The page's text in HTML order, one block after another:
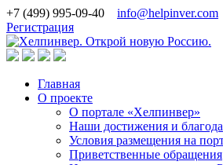
+7 (499) 995-09-40
info@helpinver.com
Регистрация
Главная
О проекте
О портале «Хелпинвер»
Наши достижения и
Условия размещения на
Приветственные обращения